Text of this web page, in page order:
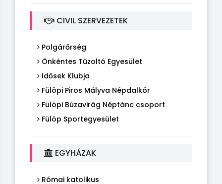
CIVIL SZERVEZETEK
Polgárőrség
Önkéntes Tűzoltó Egyesület
Idősek Klubja
Fülöpi Piros Mályva Népdalkör
Fülöpi Búzavirág Néptánc csoport
Fülöp Sportegyesület
EGYHÁZAK
Római katolikus